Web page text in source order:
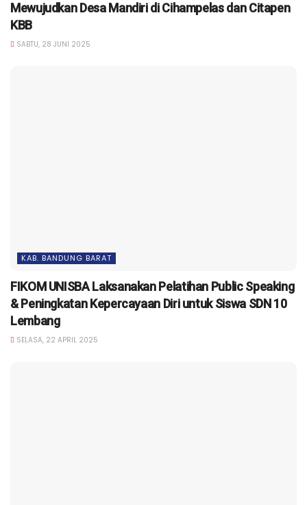
Mewujudkan Desa Mandiri di Cihampelas dan Citapen
KBB
SABTU, 28 JUNI 2025
KAB. BANDUNG BARAT
FIKOM UNISBA Laksanakan Pelatihan Public Speaking
& Peningkatan Kepercayaan Diri untuk Siswa SDN 10
Lembang
SELASA, 22 APRIL 2025